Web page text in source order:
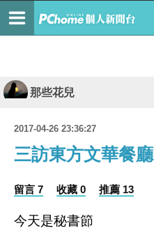
那些花兒
2017-04-26 23:36:27
三訪東方文華餐廳
留言 7 收藏 0 推薦 13
今天是秘書節